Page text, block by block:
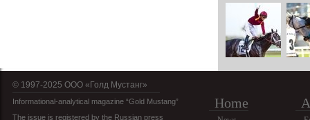
© 1997-2025 OOO «Голд Мустанг»
Informational-analytical magazine “Gold Mustang”
The issue is registered by the Russian press
Home